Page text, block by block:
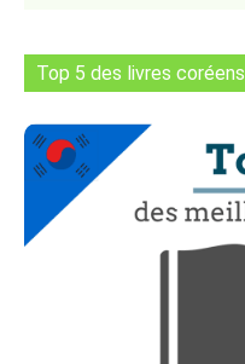
Top 5 des livres coréens